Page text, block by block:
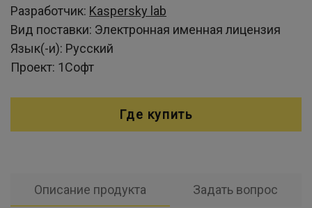
Разработчик: Kaspersky lab
Вид поставки: Электронная именная лицензия
Язык(-и): Русский
Проект: 1Софт
Где купить
Описание продукта Задать вопрос